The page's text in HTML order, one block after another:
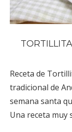
Receta de
tradicional de
semana santa
Una receta muy